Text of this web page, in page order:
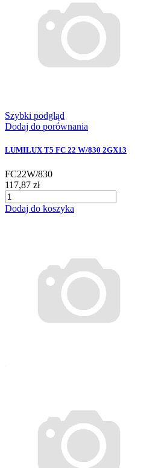
Szybki podgląd
Dodaj do porównania
LUMILUX T5 FC 22 W/830 2GX13
FC22W/830
117,87 zł
Dodaj do koszyka